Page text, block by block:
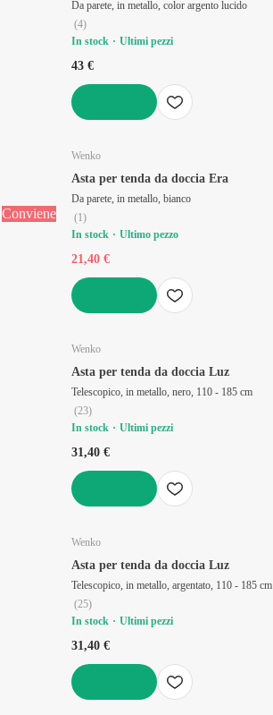
Da parete, in metallo, color argento lucido
(4)
In stock
Ultimi pezzi
43 €
Conviene
Wenko
Asta per tenda da doccia Era
Da parete, in metallo, bianco
(1)
In stock
Ultimo pezzo
21,40 €
Wenko
Asta per tenda da doccia Luz
Telescopico, in metallo, nero, 110 - 185 cm
(23)
In stock
Ultimi pezzi
31,40 €
Wenko
Asta per tenda da doccia Luz
Telescopico, in metallo, argentato, 110 - 185 cm
(25)
In stock
Ultimi pezzi
31,40 €